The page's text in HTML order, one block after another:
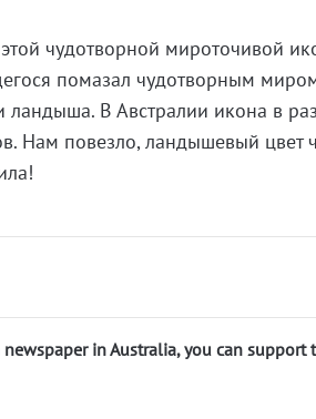
чудотворной мироточивой
помазал чудотворным
ландыша. В Австралии икона в
Нам повезло, ландышевый цвет
in Australia, you can